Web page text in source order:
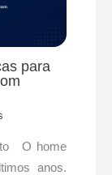
para
O home
anos.